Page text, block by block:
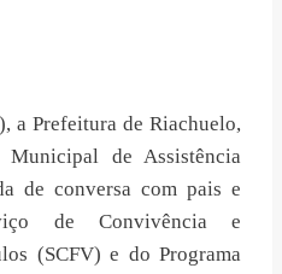
a Prefeitura de Riachuelo,
de Assistência
de conversa com pais e
de Convivência e
(SCFV) e do Programa